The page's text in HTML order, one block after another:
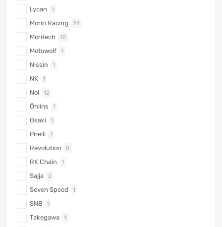
Lycan 1
Morin Racing 24
Moritech 10
Motowolf 1
Nissin 1
NK 1
Noi 12
Öhlins 1
Osaki 1
Pirelli 1
Revolution 8
RK Chain 1
Sajja 2
Seven Speed 1
SNB 1
Takegawa 1